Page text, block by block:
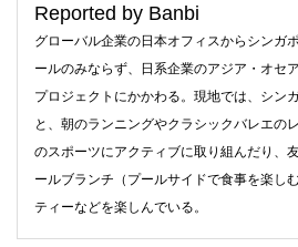
Reported by Banbi
グローバル企業の日本オフィスからシンガ
ールのみならず、日系企業のアジア・オセ
プロジェクトにかかわる。現地では、シン
と、朝のランニングやクラシックバレエの
のスポーツにアクティブに取り組んだり、
ールブランチ（プールサイドで食事を楽し
ティーなどを楽しんでいる。